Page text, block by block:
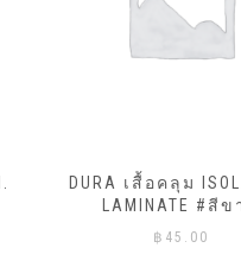
DURA เสื้อคลุม
LAMINATE #สีขาว
45.00